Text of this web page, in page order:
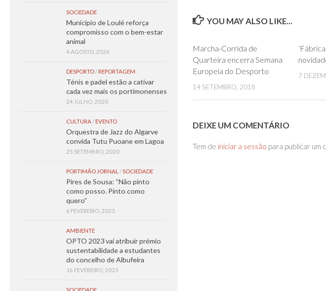
YOU MAY ALSO LIKE...
Marcha-Corrida de
Quarteira encerra Semana
Europeia do Desporto
14 SETEMBRO, 2018
7
DEIXE UM COMENTÁRIO
Tem de iniciar a sessão para publicar um
SOCIEDADE
Município de Loulé reforça
compromisso com o bem-estar
animal
4 AGOSTO, 2026
DESPORTO/ REPORTAGEM
Ténis e padel estão a cativar
cada vez mais os portimonenses
24 JULHO, 2020
CULTURA/ EVENTO
Orquestra de Jazz do Algarve
convida Tutu Puoane em Lagoa
25 SETEMBRO, 2020
PORTIMÃO JORNAL /SOCIEDADE
Pires de Sousa: “Não pinto
como posso. Pinto como
quero”
6 FEVEREIRO, 2023
AMBIENTE
OPTO 2023 vai atribuir prémio
sustentabilidade a estudantes
do concelho de Albufeira
16 FEVEREIRO, 2023